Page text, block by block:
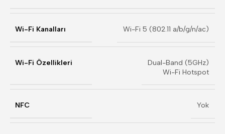
Wi-Fi Kanalları Wi-Fi 5 (802.11 a/b/g/n/ac)
Wi-Fi Özellikleri
Dual-Band (5GHz)
Wi-Fi Hotspot
NFC Yok